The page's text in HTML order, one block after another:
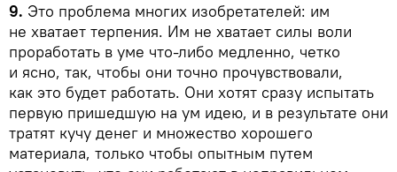
9. Это проблема многих изобретателей: им
не хватает терпения. Им не хватает силы воли
проработать в уме что-либо медленно, четко
и ясно, так, чтобы они точно прочувствовали,
как это будет работать. Они хотят сразу испытать
первую пришедшую на ум идею, и в результате они
тратят кучу денег и множество хорошего
материала, только чтобы опытным путем